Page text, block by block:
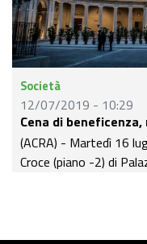
Società
12/07/2019 - 10:29
Cena di
(ACRA) - Martedì 16
Croce (piano -2) di
beneficenza
programma lunedì 5